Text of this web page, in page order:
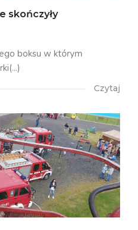
skończyły
boksu w którym
Czytaj